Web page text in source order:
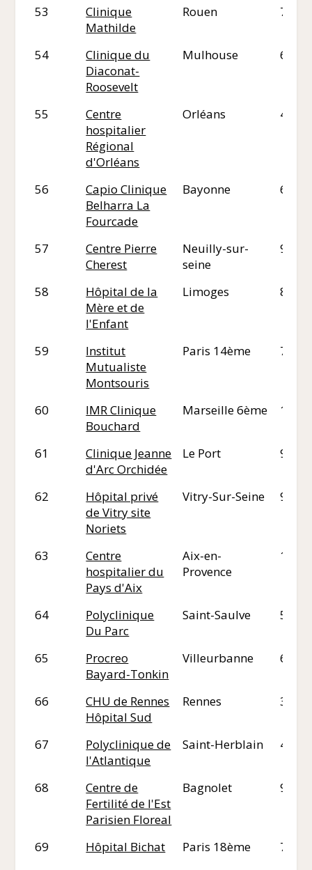
53
Clinique
Mathilde
Rouen 76
54
Clinique du
Diaconat-
Roosevelt
Mulhouse 68
55
Centre
hospitalier
Régional
d'Orléans
Orléans 45
56
Capio Clinique
Belharra La
Fourcade
Bayonne 64
57
Centre Pierre
Cherest
Neuilly-sur-
seine
92
58
Hôpital de la
Mère et de
l'Enfant
Limoges 87
59
Institut
Mutualiste
Montsouris
Paris 14ème 75
60
IMR Clinique
Bouchard
Marseille 6ème 13
61
Clinique Jeanne
d'Arc Orchidée
Le Port 97
62
Hôpital privé
de Vitry site
Noriets
Vitry-Sur-Seine 94
63
Centre
hospitalier du
Pays d'Aix
Aix-en-
Provence
13
64
Polyclinique
Du Parc
Saint-Saulve 59
65
Procreo
Bayard-Tonkin
Villeurbanne 69
66
CHU de Rennes
Hôpital Sud
Rennes 35
67
Polyclinique de
l'Atlantique
Saint-Herblain 44
68
Centre de
Fertilité de l'Est
Parisien Floreal
Bagnolet 93
69 Hôpital Bichat Paris 18ème
75